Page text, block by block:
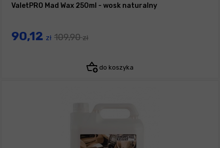
ValetPRO Mad Wax 250ml - wosk naturalny
90,12 zł 109,90zł
do koszyka